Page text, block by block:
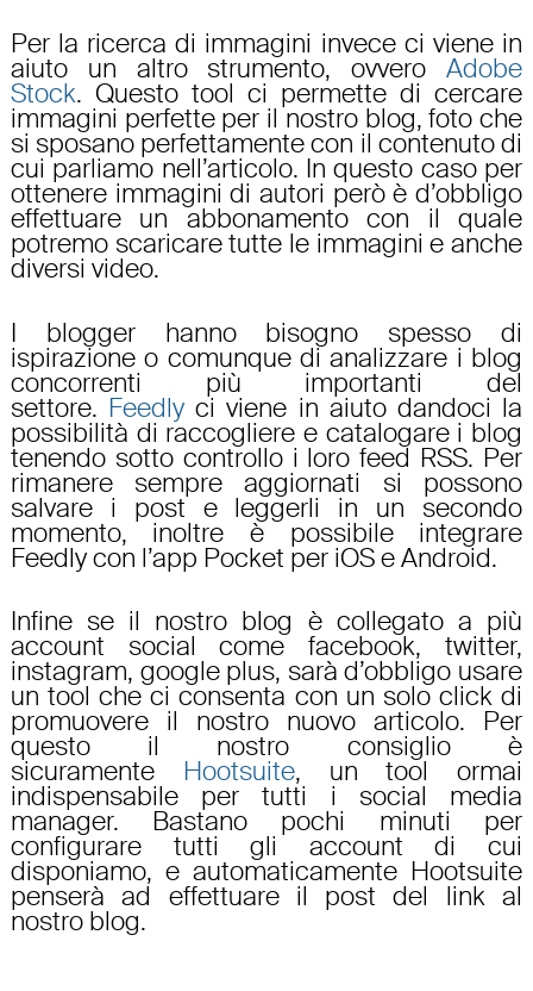
Per la ricerca di immagini invece ci viene in
aiuto un altro strumento, ovveroAdobe
Stock. Questo tool ci permette di cercare
immagini perfette per il nostro blog, foto che
si sposano perfettamente con il contenuto di
cui parliamo nell’articolo. In questo caso per
ottenere immagini di autori però è d’obbligo
effettuare un abbonamento con il quale
potremo scaricare tutte le immagini e anche
diversi video.
I blogger hanno bisogno spesso di
ispirazione o comunque di analizzare i blog
concorrenti più importanti del
settore. Feedly ci viene in aiuto dandoci la
possibilità di raccogliere e catalogare i blog
tenendo sotto controllo i loro feed RSS. Per
rimanere sempre aggiornati si possono
salvare i post e leggerli in un secondo
momento, inoltre è possibile integrare
Feedly con l’app Pocket per iOS e Android.
Infine se il nostro blog è collegato a più
account social come facebook, twitter,
instagram, google plus, sarà d’obbligo usare
un tool che ci consenta con un solo click di
promuovere il nostro nuovo articolo. Per
questo il nostro consiglio è
sicuramente Hootsuite, un tool ormai
indispensabile per tutti i social media
manager. Bastano pochi minuti per
configurare tutti gli account di cui
disponiamo, e automaticamente Hootsuite
penserà ad effettuare il post del link al
nostro blog.